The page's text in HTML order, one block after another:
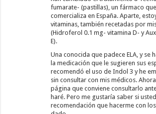
fumarate- (pastillas), un fármaco
comercializa en España. Aparte,
vitaminas, también recetadas por
(Hidroferol 0.1 mg- vitamina D- y
E).
Una conocida que padece ELA, y se
la medicación que le sugieren sus
recomendó el uso de Indol 3 y he
sin consultar con mis médicos.
página que conviene consultarlo
haré. Pero me gustaría saber si
recomendación que hacerme con